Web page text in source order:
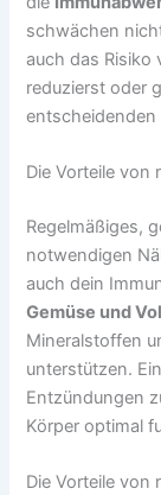
schwächen
auch das Risiko
reduzierst oder
Die Vorteile von
Regelmäßiges,
notwendigen
auch dein
Gemüse und
Mineralstoffen
unterstützen.
Entzündungen
Körper optimal
Die Vorteile von